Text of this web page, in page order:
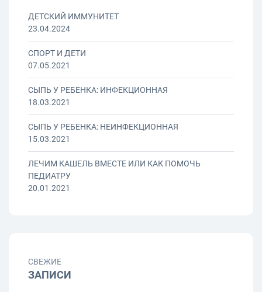
ДЕТСКИЙ ИММУНИТЕТ
23.04.2024
СПОРТ И ДЕТИ
07.05.2021
СЫПЬ У РЕБЕНКА: ИНФЕКЦИОННАЯ
18.03.2021
СЫПЬ У РЕБЕНКА: НЕИНФЕКЦИОННАЯ
15.03.2021
ЛЕЧИМ КАШЕЛЬ ВМЕСТЕ ИЛИ КАК ПОМОЧЬ
ПЕДИАТРУ
20.01.2021
СВЕЖИЕ
ЗАПИСИ